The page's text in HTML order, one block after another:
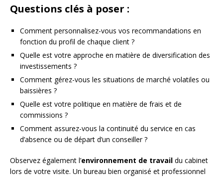
Questions clés à poser :
Comment personnalisez-vous vos recommandations en
fonction du profil de chaque client ?
Quelle est votre approche en matière de diversification des
investissements ?
Comment gérez-vous les situations de marché volatiles ou
baissières ?
Quelle est votre politique en matière de frais et de
commissions ?
Comment assurez-vous la continuité du service en cas
d’absence ou de départ d’un conseiller ?
Observez également l’environnement de travail du cabinet
lors de votre visite. Un bureau bien organisé et professionnel